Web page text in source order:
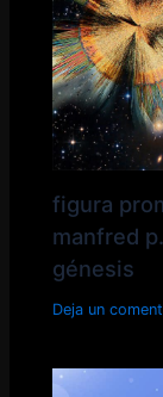
figura
manfred
génesis
Deja un